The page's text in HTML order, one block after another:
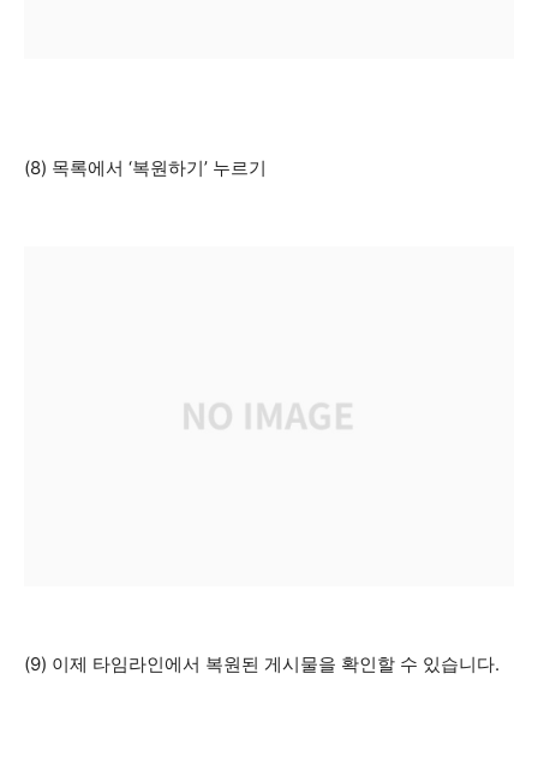
(8) 목록에서 ‘복원하기’ 누르기
(9) 이제 타임라인에서 복원된 게시물을 확인할 수 있습니다.